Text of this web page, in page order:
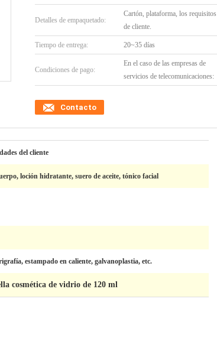
Detalles de empaquetado:
Cartón, plataforma, los requisitos
de cliente.
Tiempo de entrega: 20~35 días
Condiciones de pago:
En el caso de las empresas de
servicios de telecomunicaciones:
Contacto
del cliente
loción hidratante, suero de aceite, tónico facial
estampado en caliente, galvanoplastia, etc.
cosmética de vidrio de 120 ml